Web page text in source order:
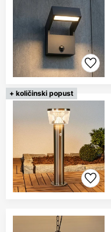
+ količinski popust